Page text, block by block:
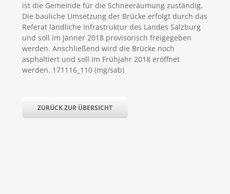
ist die Gemeinde für die Schneeräumung zuständig.
Die bauliche Umsetzung der Brücke erfolgt durch das
Referat ländliche Infrastruktur des Landes Salzburg
und soll im Jänner 2018 provisorisch freigegeben
werden. Anschließend wird die Brücke noch
asphaltiert und soll im Frühjahr 2018 eröffnet
werden. 171116_110 (mg/sab)
ZURÜCK ZUR ÜBERSICHT